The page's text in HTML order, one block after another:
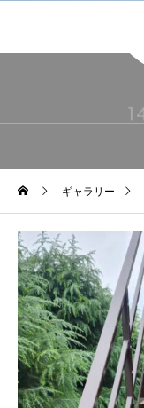
ギャラリー